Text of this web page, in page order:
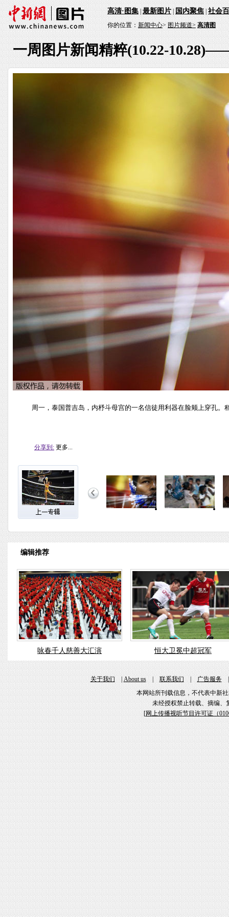
高清·图集|最新图片|国内聚焦|社会
你的位置：新闻中心>图片频道> 高清图
一周图片新闻精粹(10.22-
周一，泰国普吉岛，内杼斗母宫的一名信徒用利器在脸颊上穿孔。
分享到: 更多...
编辑推荐
咏春千人慈善大汇演 恒大卫冕中超冠军
关于我们|About us|联系我们|广告服务
本网站所刊载信息，不代表中新
未经授权禁止转载、摘编、
[网上传播视听节目许可证（